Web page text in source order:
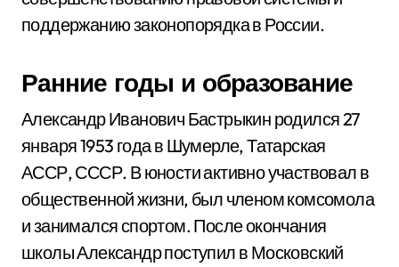
поддержанию законопорядка в России.
Ранние годы и образование
Александр Иванович Бастрыкин родился 27
января 1953 года в Шумерле, Татарская
АССР, СССР. В юности активно участвовал в
общественной жизни, был членом комсомола
и занимался спортом. После окончания
школы Александр поступил в Московский